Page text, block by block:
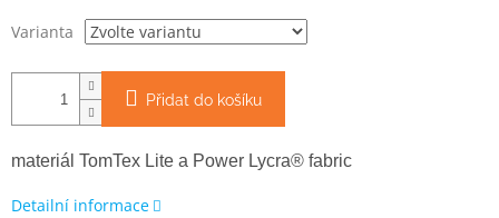
Varianta
Přidat do košíku
materiál TomTex Lite a Power Lycra® fabric
Detailní informace